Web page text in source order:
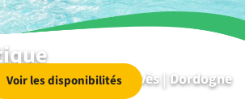
la Pique | Pays de Belvès | Dordogne
Voir les disponibilités